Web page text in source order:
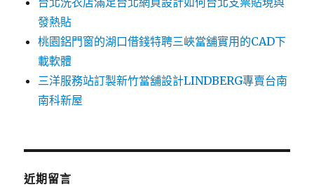
發熱貼
桃園鋁門窗的湖口借錢特聘三峽當舖實用的CAD下
載軟體
三洋服務站訂製新竹當舖設計LINDBERG專賣台南
南科新屋
近期留言